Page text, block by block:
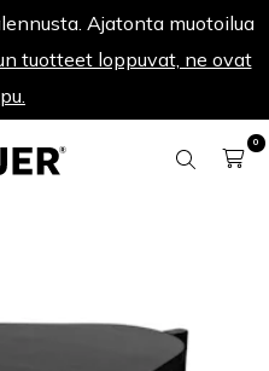
Ajatonta muotoilua
tuotteet loppuvat, ne ovat
0
ST 90 - Musta